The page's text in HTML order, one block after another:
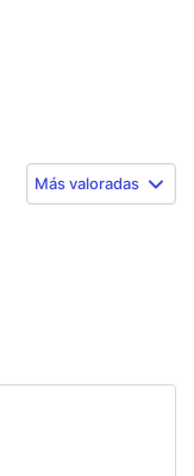
Más valoradas